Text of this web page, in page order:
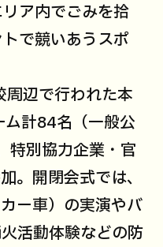
ア内でごみを拾
で競いあうスポ
周辺で行われた本
計84名（一般公
特別協力企業・官
。開閉会式では、
ー車）の実演やバ
活動体験などの防